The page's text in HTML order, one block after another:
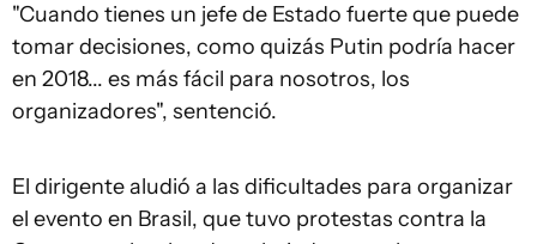
"Cuando tienes un jefe de Estado fuerte que puede
tomar decisiones, como quizás Putin podría hacer
en 2018... es más fácil para nosotros, los
organizadores", sentenció.
El dirigente aludió a las dificultades para organizar
el evento en Brasil, que tuvo protestas contra la